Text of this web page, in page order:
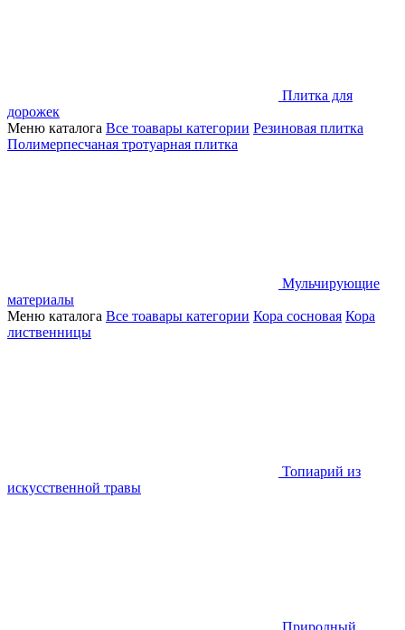
Плитка для
дорожек
Меню каталога Все тоавары категории Резиновая плитка
Полимерпесчаная тротуарная плитка
Мульчирующие
материалы
Меню каталога Все тоавары категории Кора сосновая Кора
лиственницы
Топиарий из
искусственной травы
Природный